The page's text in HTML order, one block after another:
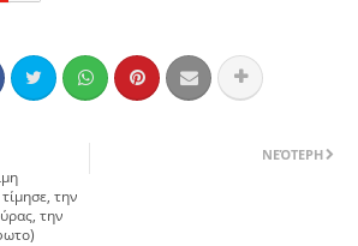
ΝΕΌΤΕΡΗ
την
την